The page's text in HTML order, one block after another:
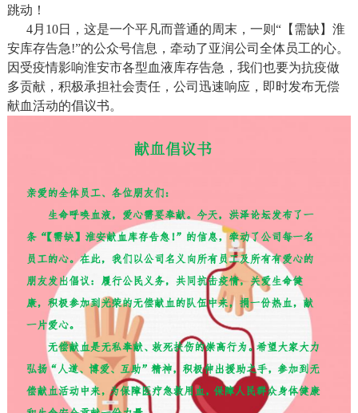
跳动！
4月10日，这是一个平凡而普通的周末，一则“【需缺】淮
安库存告急!”的公众号信息，牵动了亚润公司全体员工的心。
因受疫情影响淮安市各型血液库存告急，我们也要为抗疫做
多贡献，积极承担社会责任，公司迅速响应，即时发布无偿
献血活动的倡议书。